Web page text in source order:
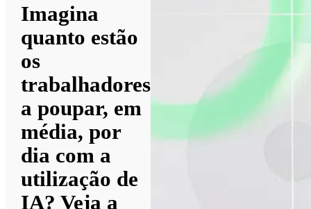
Imagina
quanto estão
os
trabalhadores
a poupar, em
média, por
dia com a
utilização de
IA? Veja a